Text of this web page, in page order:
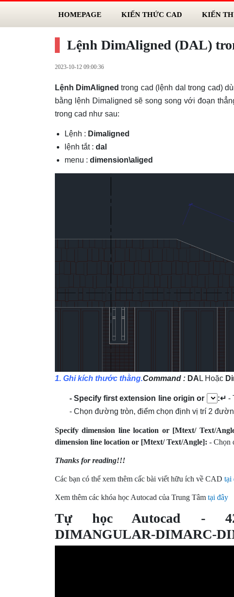
HOMEPAGE KIẾN THỨC CAD KIẾN
Lệnh DimAligned (DAL)
2023-10-12 09:00:36
Lệnh DimAligned trong cad (lệnh dal trong cad)
bằng lệnh Dimaligned sẽ song song với đoạn
trong cad như sau:
Lệnh : Dimaligned
lệnh tắt : dal
menu : dimension\aliged
1. Ghi kích thước thằng.Command : DA L Hoặc
- Specify first extension line origin or :↵ -
- Chọn đường tròn, điểm chọn định vị trí 2
Specify dimension line location or [Mtext/ Text/
dimension line location or [Mtext/ Text/Angle]: - Chọn
Thanks for reading!!!
Các bạn có thể xem thêm cấc bài viết hữu ích về CAD tại
Xem thêm các khóa học Autocad của Trung Tâm tại đây
Tự học Autocad - 42/
DIMANGULAR-DIMARC-